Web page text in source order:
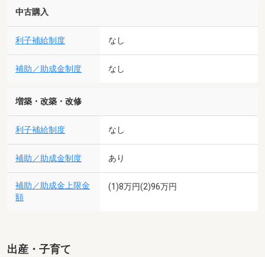
中古購入
利子補給制度 なし
補助／助成金制度 なし
増築・改築・改修
利子補給制度 なし
補助／助成金制度 あり
補助／助成金上限金
額
(1)8万円(2)96万円
出産・子育て